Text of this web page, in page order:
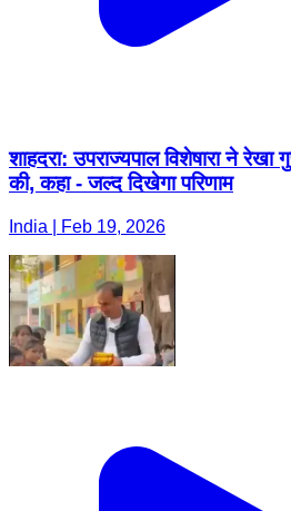
शाहदरा: उपराज्यपाल विशेषारा ने रेखा
की, कहा - जल्द दिखेगा परिणाम
India | Feb 19, 2026